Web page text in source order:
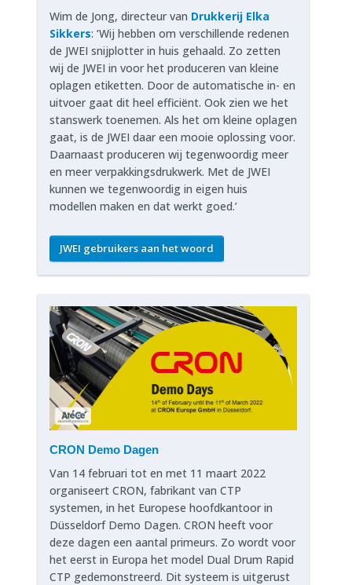
Wim de Jong, directeur van Drukkerij Elka
Sikkers: ‘Wij hebben om verschillende redenen
de JWEI snijplotter in huis gehaald. Zo zetten
wij de JWEI in voor het produceren van kleine
oplagen etiketten. Door de automatische in- en
uitvoer gaat dit heel efficiënt. Ook zien we het
stanswerk toenemen. Als het om kleine oplagen
gaat, is de JWEI daar een mooie oplossing voor.
Daarnaast produceren wij tegenwoordig meer
en meer verpakkingsdrukwerk. Met de JWEI
kunnen we tegenwoordig in eigen huis
modellen maken en dat werkt goed.’
JWEI gebruikers aan het woord
CRON Demo Dagen
Van 14 februari tot en met 11 maart 2022
organiseert CRON, fabrikant van CTP
systemen, in het Europese hoofdkantoor in
Düsseldorf Demo Dagen. CRON heeft voor
deze dagen een aantal primeurs. Zo wordt voor
het eerst in Europa het model Dual Drum Rapid
CTP gedemonstreerd. Dit systeem is uitgerust